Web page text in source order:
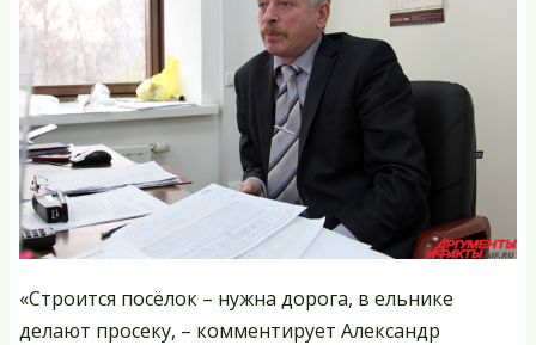
«Строится посёлок – нужна дорога, в ельнике
делают просеку, – комментирует Александр